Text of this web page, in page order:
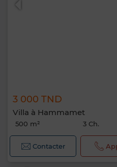
3 000 TND
Villa à Hammamet
500 m² 3 Ch.
Contacter